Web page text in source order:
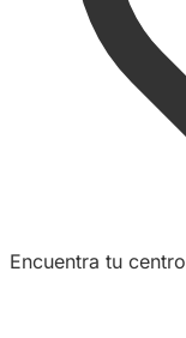
Encuentra tu centro